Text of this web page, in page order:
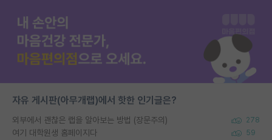
자유 게시판(아무개랩)에서 핫한 인기글은?
외부에서 괜찮은 랩을 알아보는 방법 (장문주의) 278
여기 대학원생 홈페이지다 59